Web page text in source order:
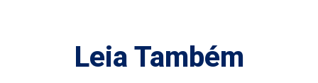
Leia Também